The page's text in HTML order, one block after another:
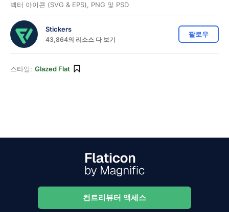
벡터 아이콘 (SVG & EPS), PNG 및 PSD
Stickers
43,864의 리소스 다 보기
팔로우
스타일: Glazed Flat
컨트리뷰터 액세스